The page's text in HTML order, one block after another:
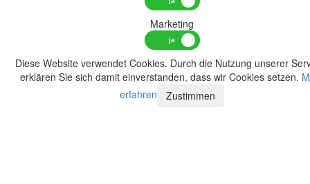
Marketing
Diese Website verwendet Cookies. Durch die Nutzung unserer
erklären Sie sich damit einverstanden, dass wir Cookies setzen.
erfahren
Zustimmen